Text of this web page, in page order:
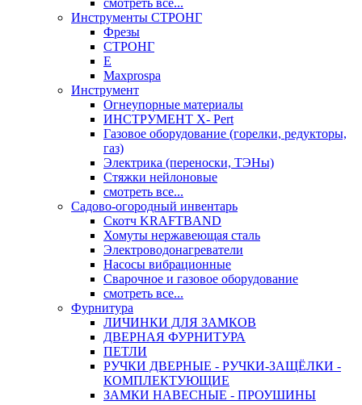
смотреть все...
Инструменты СТРОНГ
Фрезы
СТРОНГ
Е
Maxprospa
Инструмент
Огнеупорные материалы
ИНСТРУМЕНТ X- Pert
Газовое оборудование (горелки, редукторы,
газ)
Электрика (переноски, ТЭНы)
Стяжки нейлоновые
смотреть все...
Садово-огородный инвентарь
Скотч KRAFTBAND
Хомуты нержавеющая сталь
Электроводонагреватели
Насосы вибрационные
Сварочное и газовое оборудование
смотреть все...
Фурнитура
ЛИЧИНКИ ДЛЯ ЗАМКОВ
ДВЕРНАЯ ФУРНИТУРА
ПЕТЛИ
РУЧКИ ДВЕРНЫЕ - РУЧКИ-ЗАЩЁЛКИ -
КОМПЛЕКТУЮЩИЕ
ЗАМКИ НАВЕСНЫЕ - ПРОУШИНЫ